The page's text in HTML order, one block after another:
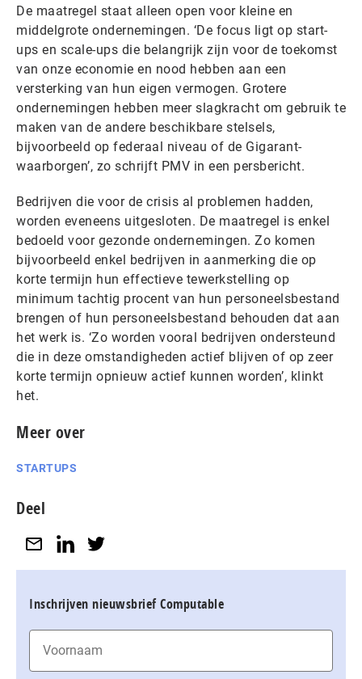
De maatregel staat alleen open voor kleine en
middelgrote ondernemingen. ‘De focus ligt op start-
ups en scale-ups die belangrijk zijn voor de toekomst
van onze economie en nood hebben aan een
versterking van hun eigen vermogen. Grotere
ondernemingen hebben meer slagkracht om gebruik te
maken van de andere beschikbare stelsels,
bijvoorbeeld op federaal niveau of de Gigarant-
waarborgen’, zo schrijft PMV in een persbericht.
Bedrijven die voor de crisis al problemen hadden,
worden eveneens uitgesloten. De maatregel is enkel
bedoeld voor gezonde ondernemingen. Zo komen
bijvoorbeeld enkel bedrijven in aanmerking die op
korte termijn hun effectieve tewerkstelling op
minimum tachtig procent van hun personeelsbestand
brengen of hun personeelsbestand behouden dat aan
het werk is. ‘Zo worden vooral bedrijven ondersteund
die in deze omstandigheden actief blijven of op zeer
korte termijn opnieuw actief kunnen worden’, klinkt
het.
Meer over
STARTUPS
Deel
Inschrijven nieuwsbrief Computable